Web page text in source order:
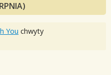
You chwyty